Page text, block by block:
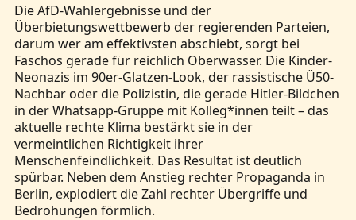
Die AfD-Wahlergebnisse und der
Überbietungswettbewerb der regierenden Parteien,
darum wer am effektivsten abschiebt, sorgt bei
Faschos gerade für reichlich Oberwasser. Die Kinder-
Neonazis im 90er-Glatzen-Look, der rassistische Ü50-
Nachbar oder die Polizistin, die gerade Hitler-Bildchen
in der Whatsapp-Gruppe mit Kolleg*innen teilt – das
aktuelle rechte Klima bestärkt sie in der
vermeintlichen Richtigkeit ihrer
Menschenfeindlichkeit. Das Resultat ist deutlich
spürbar. Neben dem Anstieg rechter Propaganda in
Berlin, explodiert die Zahl rechter Übergriffe und
Bedrohungen förmlich.